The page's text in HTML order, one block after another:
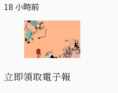
18 小時前
立即領取電子報